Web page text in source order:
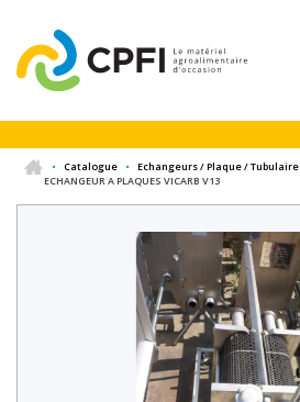
• Catalogue • Echangeurs / Plaque / Tubulaire
ECHANGEUR A PLAQUES VICARB V13